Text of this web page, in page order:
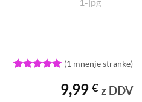
(1 mnenje stranke)
9,99 € z DDV